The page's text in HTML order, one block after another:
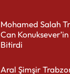
Mohamed Salah
Can Konuksever’in
Bitirdi
Aral Şimşir